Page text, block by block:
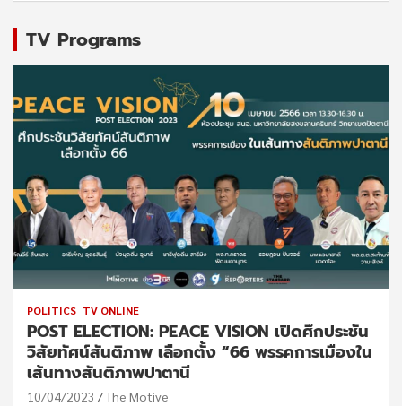
TV Programs
POLITICS TV ONLINE
POST ELECTION: PEACE VISION เปิดศึกประชัน
วิสัยทัศน์สันติภาพ เลือกตั้ง “66 พรรคการเมืองใน
เส้นทางสันติภาพปาตานี
10/04/2023 The Motive